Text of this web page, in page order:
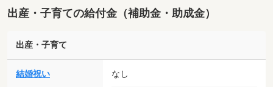
出産・子育ての給付金（補助金・助成金）
出産・子育て
結婚祝い なし